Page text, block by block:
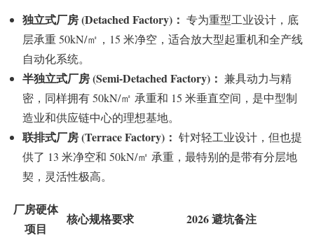
独立式厂房 (Detached Factory)： 专为重型工业设计，底
层承重 50kN/㎡，15 米净空，适合放大型起重机和全产线
自动化系统。
半独立式厂房 (Semi-Detached Factory)： 兼具动力与精
密，同样拥有 50kN/㎡ 承重和 15 米垂直空间，是中型制
造业和供应链中心的理想基地。
联排式厂房 (Terrace Factory)： 针对轻工业设计，但也提
供了 13 米净空和 50kN/㎡ 承重，最特别的是带有分层地
契，灵活性极高。
厂房硬体
项目
核心规格要求 2026 避坑备注